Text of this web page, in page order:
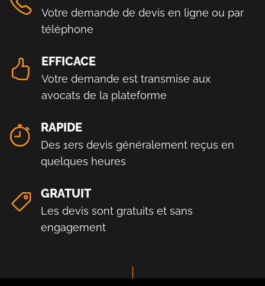
Votre demande de devis en ligne ou par
téléphone
EFFICACE
Votre demande est transmise aux
avocats de la plateforme
RAPIDE
Des 1ers devis généralement reçus en
quelques heures
GRATUIT
Les devis sont gratuits et sans
engagement